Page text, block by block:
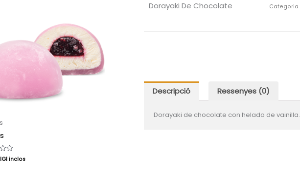
IGI inclos
Dorayaki De Chocolate Categoria
Descripció Ressenyes (0)
Dorayaki de chocolate con helado de vainilla.